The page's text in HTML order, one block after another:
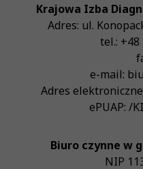
Krajowa Izba
Adres: ul.
tel.: +48
e-mail:
Adres
ePUAP: /
Biuro czynne w
NIP